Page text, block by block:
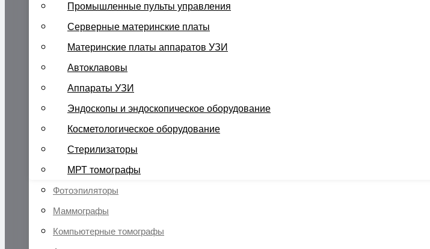
Промышленные пульты управления
Серверные материнские платы
Материнские платы аппаратов УЗИ
Автоклавовы
Аппараты УЗИ
Эндоскопы и эндоскопическое оборудование
Косметологическое оборудование
Стерилизаторы
МРТ томографы
Фотоэпиляторы
Маммографы
Компьютерные томографы